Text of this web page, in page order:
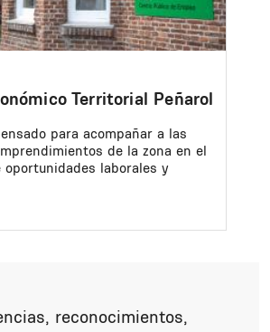
Territorial Peñarol
para acompañar a las
de la zona en el
oportunidades laborales y
reconocimientos,